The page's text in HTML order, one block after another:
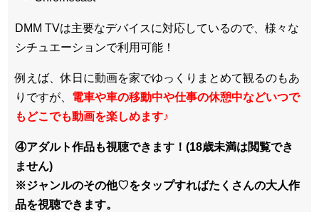
DMM TVは主要なデバイスに対応しているので、 様々な
シチュエーションで利用可能！
例えば、休日に動画を家でゆっくりまとめて観るのもあ
りですが、 電車や車の移動中や仕事の休憩中などいつで
もどこでも動画を楽しめます♪
④アダルト作品も視聴できます！(18歳未満は閲覧でき
ません)
※ジャンルのその他♡をタップすればたくさんの大人作
品を視聴できます。